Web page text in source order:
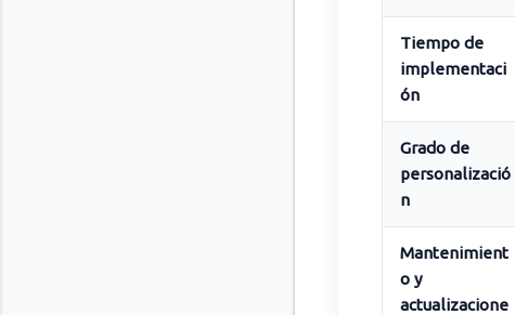
Tiempo de
implementaci
ón
Grado de
personalizació
n
Mantenimient
o y
actualizacione